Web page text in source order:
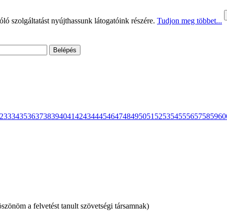
szolgáltatást nyújthassunk látogatóink részére. Tudjon meg többet...
33343536373839404142434445464748495051 525354555657585960
a felvetést tanult szövetségi társamnak)